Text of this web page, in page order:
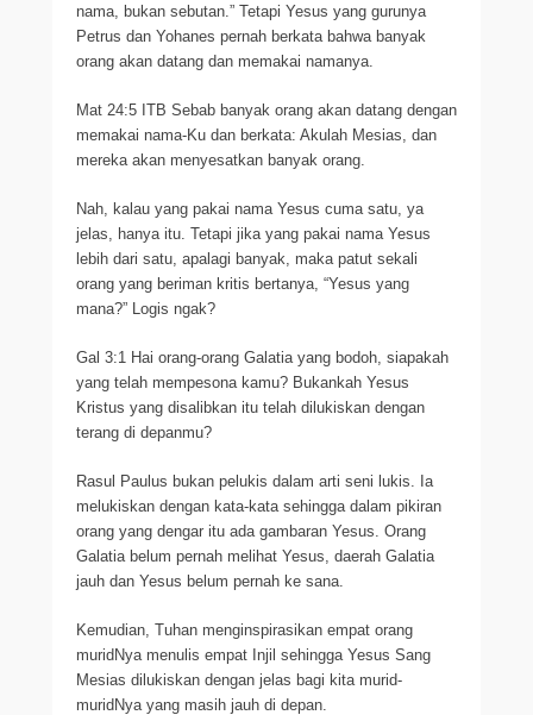
nama, bukan sebutan.” Tetapi Yesus yang gurunya
Petrus dan Yohanes pernah berkata bahwa banyak
orang akan datang dan memakai namanya.
Mat 24:5 ITB Sebab banyak orang akan datang dengan
memakai nama-Ku dan berkata: Akulah Mesias, dan
mereka akan menyesatkan banyak orang.
Nah, kalau yang pakai nama Yesus cuma satu, ya
jelas, hanya itu. Tetapi jika yang pakai nama Yesus
lebih dari satu, apalagi banyak, maka patut sekali
orang yang beriman kritis bertanya, “Yesus yang
mana?” Logis ngak?
Gal 3:1 Hai orang-orang Galatia yang bodoh, siapakah
yang telah mempesona kamu? Bukankah Yesus
Kristus yang disalibkan itu telah dilukiskan dengan
terang di depanmu?
Rasul Paulus bukan pelukis dalam arti seni lukis. Ia
melukiskan dengan kata-kata sehingga dalam pikiran
orang yang dengar itu ada gambaran Yesus. Orang
Galatia belum pernah melihat Yesus, daerah Galatia
jauh dan Yesus belum pernah ke sana.
Kemudian, Tuhan menginspirasikan empat orang
muridNya menulis empat Injil sehingga Yesus Sang
Mesias dilukiskan dengan jelas bagi kita murid-
muridNya yang masih jauh di depan.